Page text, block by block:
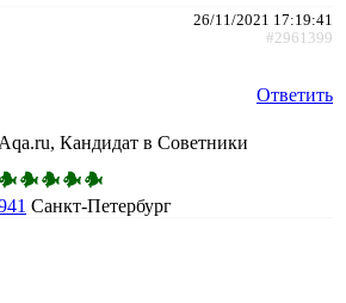
26/11/2021 17:19:41
#2961399
Ответить
Кандидат в Советники
Санкт-Петербург